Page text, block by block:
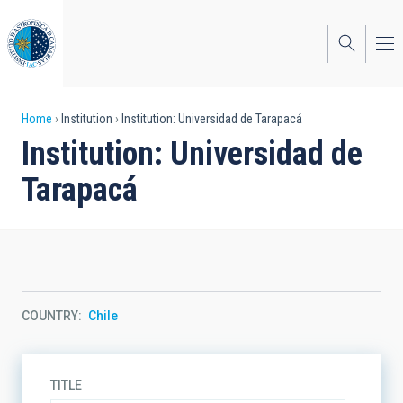
to
main
content
Breadcrumb
Home Institution Institution: Universidad de Tarapacá
Institution: Universidad de
Tarapacá
COUNTRY Chile
TITLE